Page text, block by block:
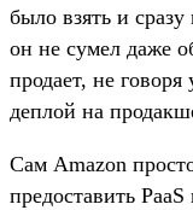
было взять и
он не сумел даже
продает, не
деплой на
Сам Amazon
предоставить